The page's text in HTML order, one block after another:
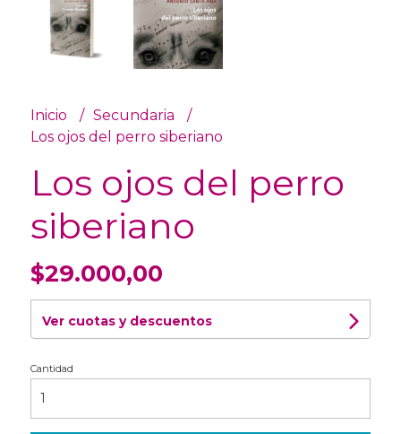
Inicio
Secundaria
Los ojos del perro siberiano
Los ojos del perro
siberiano
$29.000,00
Ver cuotas y descuentos
Cantidad